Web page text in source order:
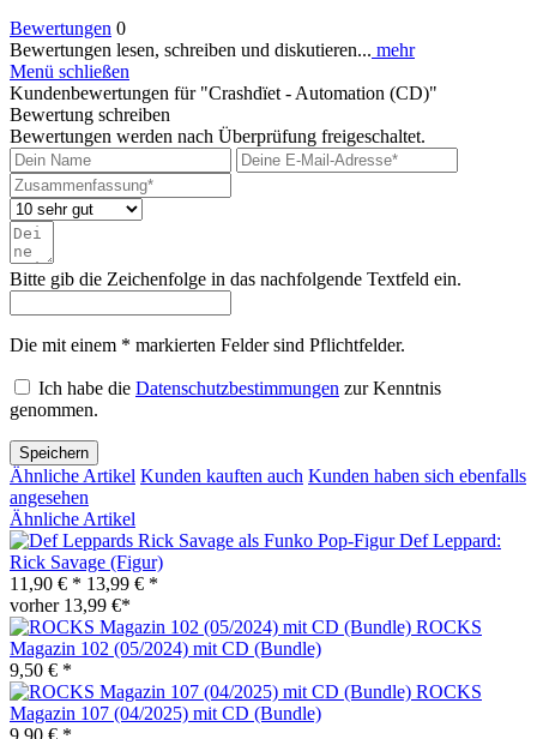
Bewertungen 0
Bewertungen lesen, schreiben und diskutieren... mehr
Menü schließen
Kundenbewertungen für "Crashdïet - Automation (CD)"
Bewertung schreiben
Bewertungen werden nach Überprüfung freigeschaltet.
Bitte gib die Zeichenfolge in das nachfolgende Textfeld ein.
Die mit einem * markierten Felder sind Pflichtfelder.
Ich habe die Datenschutzbestimmungen zur Kenntnis
genommen.
Speichern
Ähnliche Artikel Kunden kauften auch Kunden haben sich ebenfalls
angesehen
Ähnliche Artikel
Def Leppard:
Rick Savage (Figur)
11,90 € * 13,99 € *
vorher 13,99 €*
ROCKS
Magazin 102 (05/2024) mit CD (Bundle)
9,50 € *
ROCKS
Magazin 107 (04/2025) mit CD (Bundle)